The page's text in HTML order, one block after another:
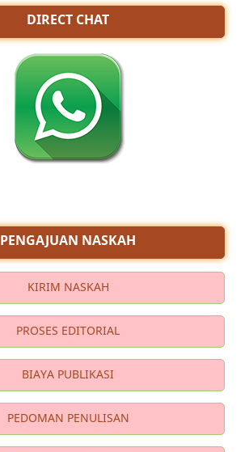
DIRECT CHAT
PENGAJUAN NASKAH
KIRIM NASKAH
PROSES EDITORIAL
BIAYA PUBLIKASI
PEDOMAN PENULISAN